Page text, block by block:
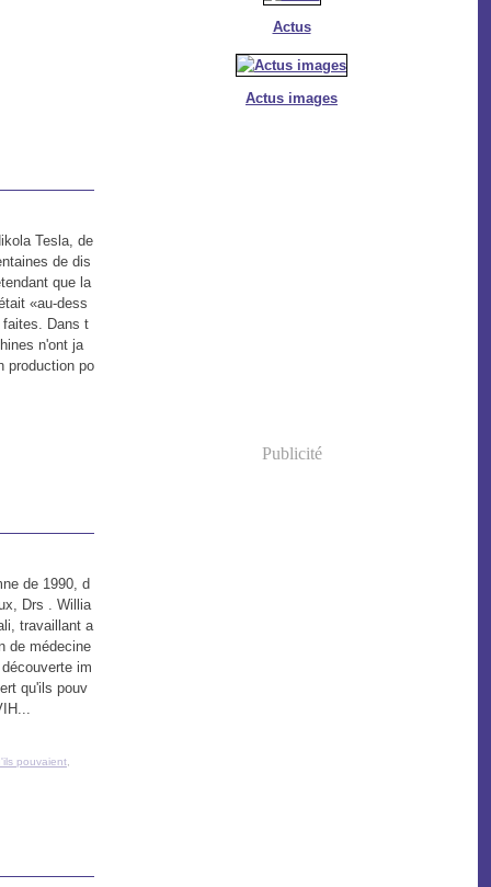
Tesla, de
de dis
que la
«au-dess
faites. Dans t
n'ont ja
production po
de 1990, d
Drs . Willia
travaillant a
de médecine
im
qu'ils pouv
pouvaient
Actus
Actus images
Publicité